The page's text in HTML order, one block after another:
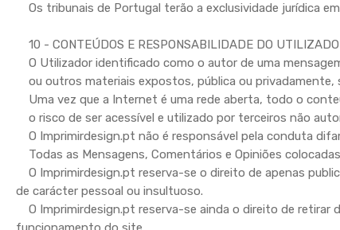
Os tribunais de Portugal terão a exclusividade jurídica
10 - CONTEÚDOS E RESPONSABILIDADE DO
O Utilizador identificado como o autor de uma
ou outros materiais expostos, pública ou privadamente,
Uma vez que a Internet é uma rede aberta, todo o
o risco de ser acessível e utilizado por terceiros não
O Imprimirdesign.pt não é responsável pela conduta
Todas as Mensagens, Comentários e Opiniões
O Imprimirdesign.pt reserva-se o direito de apenas
de carácter pessoal ou insultuoso.
O Imprimirdesign.pt reserva-se ainda o direito de retirar